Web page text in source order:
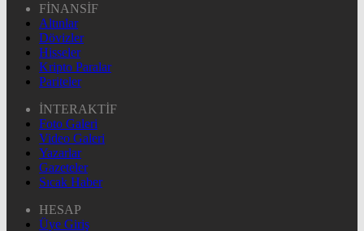
FİNANSİF
Altınlar
Dövizler
Hisseler
Kripto Paralar
Pariteler
İNTERAKTİF
Foto Galeri
Video Galeri
Yazarlar
Gazeteler
Sıcak Haber
HESAP
Üye Giriş